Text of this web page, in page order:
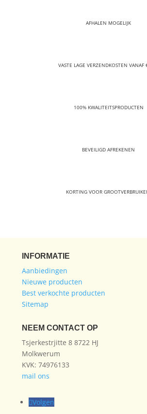
AFHALEN MOGELIJK
VASTE LAGE VERZENDKOSTEN VANAF
100% KWALITEITSPRODUCTEN
BEVEILIGD AFREKENEN
KORTING VOOR
INFORMATIE
Aanbiedingen
Nieuwe producten
Best verkochte producten
Sitemap
NEEM CONTACT OP
Tsjerkestrjitte 8 8722 HJ
Molkwerum
KVK: 74976133
mail ons
Volgen